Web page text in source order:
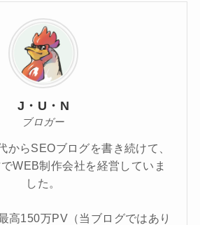
J・U・N
ブロガー
からSEOブログを書き続けて、
WEB制作会社を経営していま
した。
高150万PV（当ブログではあり